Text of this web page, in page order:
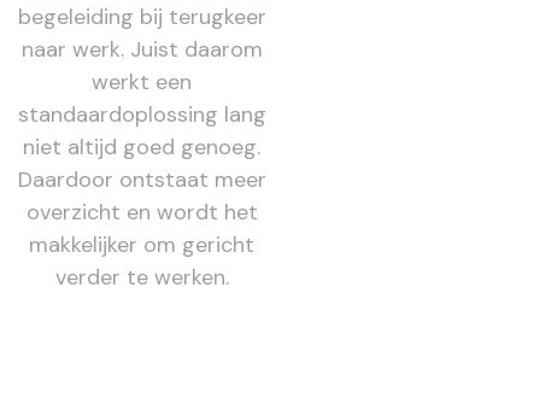
begeleiding bij terugkeer
naar werk. Juist daarom
werkt een
standaardoplossing lang
niet altijd goed genoeg.
Daardoor ontstaat meer
overzicht en wordt het
makkelijker om gericht
verder te werken.